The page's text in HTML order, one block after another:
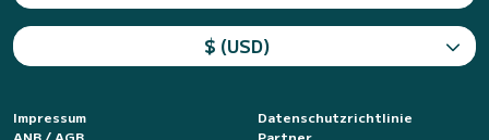
$ (USD)
Impressum
Datenschutzrichtlinie
ANB / AGB
Partner